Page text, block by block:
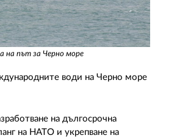
на път за Черно море
води на Черно море
на дългосрочна
на НАТО и укрепване на